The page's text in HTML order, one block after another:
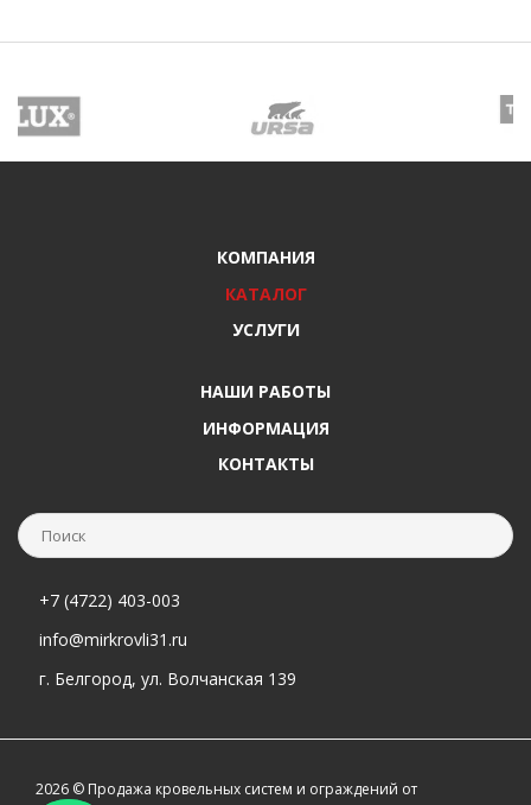
КОМПАНИЯ
КАТАЛОГ
УСЛУГИ
НАШИ РАБОТЫ
ИНФОРМАЦИЯ
КОНТАКТЫ
+7 (4722) 403-003
info@mirkrovli31.ru
г. Белгород, ул. Волчанская 139
2026 © Продажа кровельных систем и ограждений от